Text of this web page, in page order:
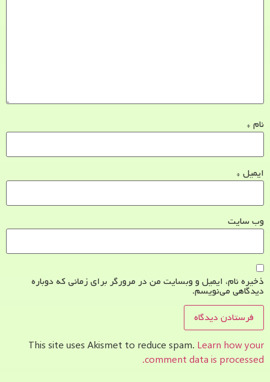
نام *
ایمیل *
وب‌ سایت
ذخیره نام، ایمیل و وبسایت من در مرورگر برای زمانی که دوباره
دیدگاهی می‌نویسم.
This site uses Akismet to reduce spam. Learn how your
comment data is processed.